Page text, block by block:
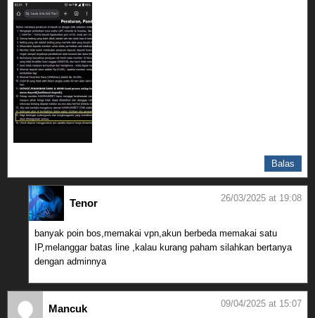
Balas
Tenor 26/03/2025 at 19:08
banyak poin bos,memakai vpn,akun berbeda memakai satu
IP,melanggar batas line ,kalau kurang paham silahkan bertanya
dengan adminnya
Mancuk 09/04/2025 at 15:07